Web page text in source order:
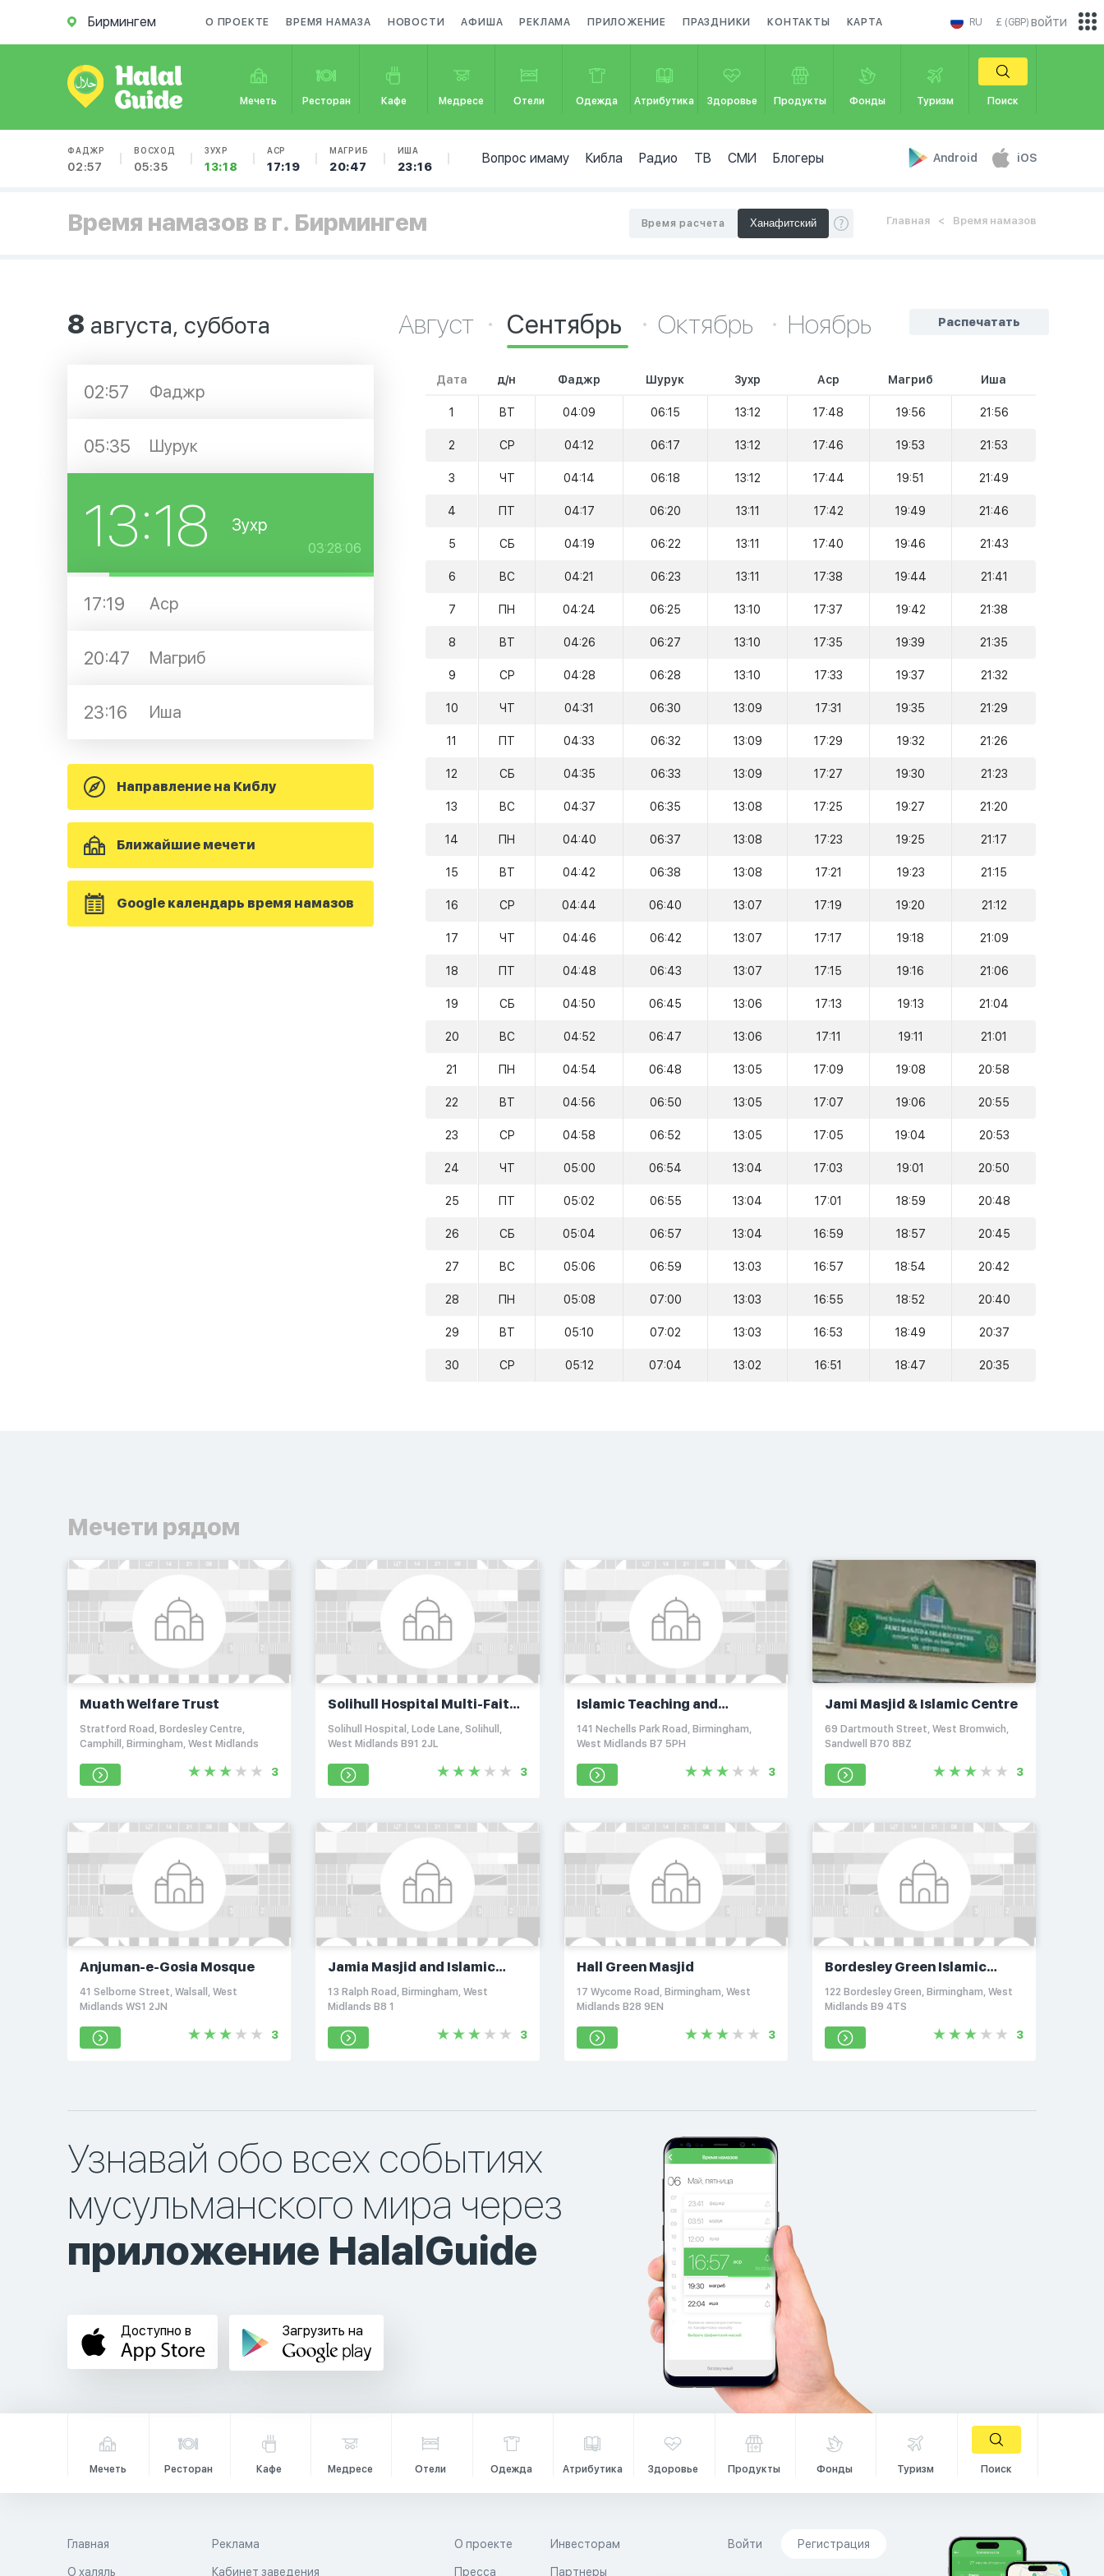
Бирмингем О ПРОЕКТЕ ВРЕМЯ НАМАЗА НОВОСТИ АФИША РЕКЛАМА ПРИЛОЖЕНИЕ ПРАЗДНИКИ КОНТАКТЫ КАРТА RU £ (GBP)
Мечеть Ресторан Кафе Медресе Отели Одежда Атрибутика Здоровье Продукты Фонды Туризм Поиск
ФАДЖР
02:57
ВОСХОД
05:35
ЗУХР
13:18
АСР
17:19
МАГРИБ
20:47
ИША
23:16
Вопрос имаму Кибла Радио ТВ СМИ Блогеры Android iOS
войти
Время намазов в г. Бирмингем Главная Время намазов
Время расчета
8 августа, суббота
02:57 Фаджр
05:35 Шурук
13:18 Зухр
03:28:05
17:19 Аср
20:47 Магриб
23:16 Иша
Направление на Киблу
Ближайшие мечети
Google календарь время намазов
Распечатать
Август Сентябрь Октябрь Ноябрь
Дата д/н Фаджр Шурук Зухр Аср Магриб Иша
1 ВТ 04:09 06:15 13:12 17:48 19:56 21:56
2 СР 04:12 06:17 13:12 17:46 19:53 21:53
3 ЧТ 04:14 06:18 13:12 17:44 19:51 21:49
4 ПТ 04:17 06:20 13:11 17:42 19:49 21:46
5 СБ 04:19 06:22 13:11 17:40 19:46 21:43
6 ВС 04:21 06:23 13:11 17:38 19:44 21:41
7 ПН 04:24 06:25 13:10 17:37 19:42 21:38
8 ВТ 04:26 06:27 13:10 17:35 19:39 21:35
9 СР 04:28 06:28 13:10 17:33 19:37 21:32
10 ЧТ 04:31 06:30 13:09 17:31 19:35 21:29
11 ПТ 04:33 06:32 13:09 17:29 19:32 21:26
12 СБ 04:35 06:33 13:09 17:27 19:30 21:23
13 ВС 04:37 06:35 13:08 17:25 19:27 21:20
14 ПН 04:40 06:37 13:08 17:23 19:25 21:17
15 ВТ 04:42 06:38 13:08 17:21 19:23 21:15
16 СР 04:44 06:40 13:07 17:19 19:20 21:12
17 ЧТ 04:46 06:42 13:07 17:17 19:18 21:09
18 ПТ 04:48 06:43 13:07 17:15 19:16 21:06
19 СБ 04:50 06:45 13:06 17:13 19:13 21:04
20 ВС 04:52 06:47 13:06 17:11 19:11 21:01
21 ПН 04:54 06:48 13:05 17:09 19:08 20:58
22 ВТ 04:56 06:50 13:05 17:07 19:06 20:55
23 СР 04:58 06:52 13:05 17:05 19:04 20:53
24 ЧТ 05:00 06:54 13:04 17:03 19:01 20:50
25 ПТ 05:02 06:55 13:04 17:01 18:59 20:48
26 СБ 05:04 06:57 13:04 16:59 18:57 20:45
27 ВС 05:06 06:59 13:03 16:57 18:54 20:42
28 ПН 05:08 07:00 13:03 16:55 18:52 20:40
29 ВТ 05:10 07:02 13:03 16:53 18:49 20:37
30 СР 05:12 07:04 13:02 16:51 18:47 20:35
Мечети рядом
Muath Welfare Trust
Stratford Road, Bordesley Centre,
Camphill, Birmingham, West Midlands
3
Solihull Hospital Multi-Faith
Chapel
Solihull Hospital, Lode Lane, Solihull,
West Midlands B91 2JL
3
Islamic Teaching and
Community Centre
141 Nechells Park Road, Birmingham,
West Midlands B7 5PH
3
Jami Masjid & Islamic Centre
69 Dartmouth Street, West Bromwich,
Sandwell B70 8BZ
3
Anjuman-e-Gosia Mosque
41 Selborne Street, Walsall, West
Midlands WS1 2JN
3
Jamia Masjid and Islamic
Cultural Centre
13 Ralph Road, Birmingham, West
Midlands B8 1
3
Hall Green Masjid
17 Wycome Road, Birmingham, West
Midlands B28 9EN
3
Bordesley Green Islamic
Centre
122 Bordesley Green, Birmingham, West
Midlands B9 4TS
3
Узнавай обо всех событиях
мусульманского мира через
приложение HalalGuide
Доступно в Загрузить на
Мечеть Ресторан Кафе Медресе Отели Одежда Атрибутика Здоровье Продукты Фонды Туризм Поиск
Главная
О халяль
Реклама
Кабинет заведения
О проекте
Пресса
Инвесторам
Партнеры
Войти Регистрация